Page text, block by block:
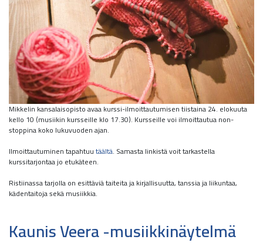
Mikkelin kansalaisopisto avaa kurssi-ilmoittautumisen tiistaina 24. elokuuta
kello 10 (musiikin kursseille klo 17.30). Kursseille voi ilmoittautua non-
stoppina koko lukuvuoden ajan.
Ilmoittautuminen tapahtuutäältä. Samasta linkistä voit tarkastella
kurssitarjontaa jo etukäteen.
Ristiinassa tarjolla on esittäviä taiteita ja kirjallisuutta, tanssia ja liikuntaa,
kädentaitoja sekä musiikkia.
Kaunis Veera -musiikkinäytelmä